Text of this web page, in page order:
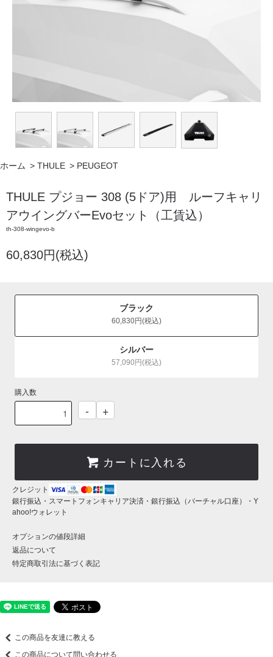
ホーム > THULE > PEUGEOT
THULE プジョー 308 (5ドア)用 ルーフキャリ
アウイングバーEvoセット（工賃込）
th-308-wingevo-b
60,830円(税込)
ブラック
60,830円(税込)
シルバー
57,090円(税込)
購入数
- +
カートに入れる
クレジット
銀行振込・スマートフォンキャリア決済・銀行振込（バーチャル口座）・Y
ahoo!ウォレット
オプションの値段詳細
返品について
特定商取引法に基づく表記
この商品を友達に教える
この商品について問い合わせる